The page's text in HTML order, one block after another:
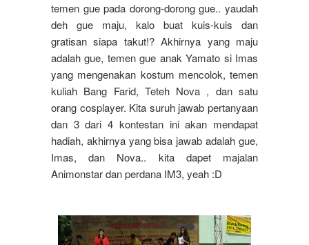
temen gue pada dorong-dorong gue.. yaudah
deh gue maju, kalo buat kuis-kuis dan
gratisan siapa takut!? Akhirnya yang maju
adalah gue, temen gue anak Yamato si Imas
yang mengenakan kostum mencolok, temen
kuliah Bang Farid, Teteh Nova , dan satu
orang cosplayer. Kita suruh jawab pertanyaan
dan 3 dari 4 kontestan ini akan mendapat
hadiah, akhirnya yang bisa jawab adalah gue,
Imas, dan Nova.. kita dapet majalan
Animonstar dan perdana IM3, yeah :D